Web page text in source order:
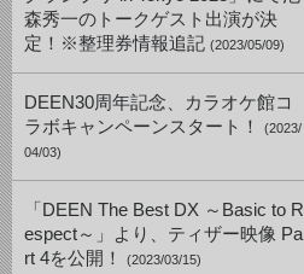
森秀一のトークゲスト出演が決
定！※整理券情報追記 (2023/05/09)
DEEN30周年記念、カラオケ館コ
ラボキャンペーンスタート！
(2023/
04/03)
「DEEN The Best DX ～Basic to R
espect～」より、ティザー映像 Pa
rt 4を公開！
(2023/03/15)